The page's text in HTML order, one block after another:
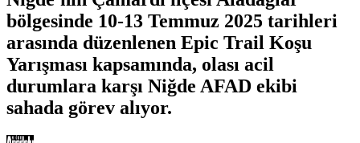
bölgesinde 10-13 Temmuz 2025 tarihleri
arasında düzenlenen Epic Trail Koşu
Yarışması kapsamında, olası acil
durumlara karşı Niğde AFAD ekibi
sahada görev alıyor.